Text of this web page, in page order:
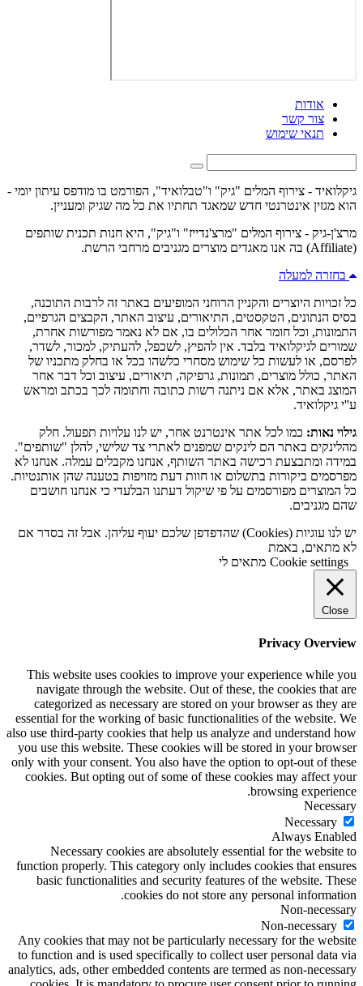
אודות
צור קשר
תנאי שימוש
גיקלואיד - צירוף המלים "גיק" ו"טבלואיד", הפורמט בו מודפס עיתון יומי -
הוא מגזין אינטרנטי חדש שמאגד תחתיו את כל מה שגיק ומעניין.
מרצ'ן-גיק - צירוף המלים "מרצ'נדייז" ו"גיק", היא חנות תכנית שותפים
(Affiliate) בה אנו מאגדים מוצרים מגניבים מרחבי הרשת.
בחזרה למעלה
כל זכויות היוצרים והקניין הרוחני המופיעים באתר זה לרבות התוכנה,
בסיס הנתונים, הטקסטים, התיאורים, עיצוב האתר, הקבצים הגרפיים,
התמונות, וכל חומר אחר הכלולים בו, אם לא נאמר מפורשות אחרת,
שמורים לגיקלואיד בלבד. אין להפיץ, לשכפל, להעתיק, למכור, לשדר,
לפרסם, או לעשות כל שימוש מסחרי כלשהו בכל או בחלק מתכניו של
האתר, כולל מוצרים, תמונות, גרפיקה, תיאורים, עיצוב וכל דבר אחר
המוצג באתר, אלא אם ניתנה רשות כתובה וחתומה לכך בכתב ומראש
ע''י גיקלואיד.
גילוי נאות: כמו לכל אתר אינטרנט אחר, יש לנו עלויות תפעול. חלק
מהלינקים באתר הם לינקים שמפנים לאתרי צד שלישי, להלן "שותפים".
במידה ומתבצעת רכישה באתר השותף, אנחנו מקבלים עמלה. אנחנו לא
מפרסמים ביקורות בתשלום או חוות דעת מזויפות בטענה שהן אותנטיות.
כל המוצרים מפורסמים על פי שיקול דעתנו הבלעדי כי אנחנו חושבים
שהם מגניבים.
יש לנו עוגיות (Cookies) שהדפדפן שלכם יעוף עליהן. אבל זה בסדר אם
לא מתאים, באמת
Cookie settings מתאים לי
Close
Privacy Overview
This website uses cookies to improve your experience while you
navigate through the website. Out of these, the cookies that are
categorized as necessary are stored on your browser as they are
essential for the working of basic functionalities of the website. We
also use third-party cookies that help us analyze and understand how
you use this website. These cookies will be stored in your browser
only with your consent. You also have the option to opt-out of these
cookies. But opting out of some of these cookies may affect your
browsing experience.
Necessary
Necessary
Always Enabled
Necessary cookies are absolutely essential for the website to
function properly. This category only includes cookies that ensures
basic functionalities and security features of the website. These
cookies do not store any personal information.
Non-necessary
Non-necessary
Any cookies that may not be particularly necessary for the website
to function and is used specifically to collect user personal data via
analytics, ads, other embedded contents are termed as non-necessary